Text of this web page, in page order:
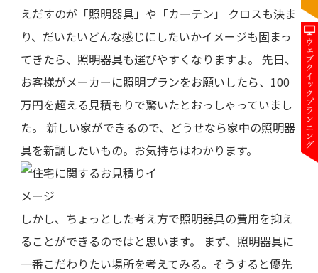
えだすのが「照明器具」や「カーテン」 クロスも決ま
り、だいたいどんな感じにしたいかイメージも固まっ
てきたら、照明器具も選びやすくなりますよ。 先日、
お客様がメーカーに照明プランをお願いしたら、100
万円を超える見積もりで驚いたとおっしゃっていまし
た。 新しい家ができるので、どうせなら家中の照明器
具を新調したいもの。お気持ちはわかります。
しかし、ちょっとした考え方で照明器具の費用を抑え
ることができるのではと思います。 まず、照明器具に
一番こだわりたい場所を考えてみる。そうすると優先